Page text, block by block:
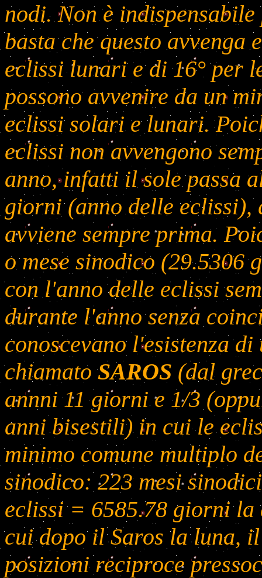
nodi. Non è
basta che questo avvenga
eclissi lunari e di 16° per
possono avvenire da un
eclissi solari e lunari.
eclissi non avvengono
anno, infatti il sole passa
giorni (anno delle eclissi),
avviene sempre prima.
o mese sinodico (29.5306
con l'anno delle eclissi
durante l'anno senza
conoscevano l'esistenza
chiamatoSAROS (dal
annni 11 giorni e 1/3
anni bisestili) in cui le
minimo comune multiplo
sinodico: 223 mesi
eclissi = 6585.78 giorni la
cui dopo il Saros la luna,
posizioni reciproce